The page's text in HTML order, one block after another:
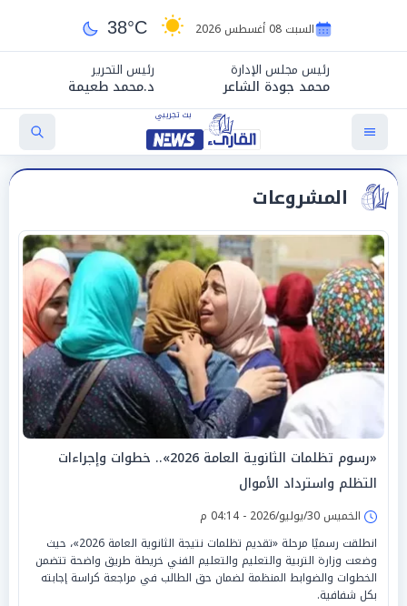
السبت 08 أغسطس 2026 38°C
رئيس مجلس الإدارة
محمد جودة الشاعر
رئيس التحرير
د.محمد طعيمة
المشروعات
«رسوم تظلمات الثانوية العامة 2026».. خطوات وإجراءات
التظلم واسترداد الأموال
الخميس 30/يوليو/2026 - 04:14 م
انطلقت رسميًا مرحلة «تقديم تظلمات نتيجة الثانوية العامة 2026»، حيث
وضعت وزارة التربية والتعليم والتعليم الفني خريطة طريق واضحة تتضمن
الخطوات والضوابط المنظمة لضمان حق الطالب في مراجعة كراسة إجابته
بكل شفافية.